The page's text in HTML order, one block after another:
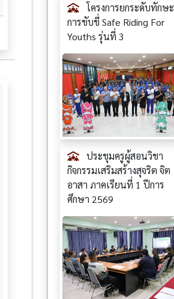
โครงการยกระดับทักษะ
การขับขี่ Safe Riding For
Youths รุ่นที่ 3
ประชุมครูผู้สอนวิชา
กิจกรรมเสริมสร้างสุจริต จิต
อาสา ภาคเรียนที่ 1 ปีการ
ศึกษา 2569